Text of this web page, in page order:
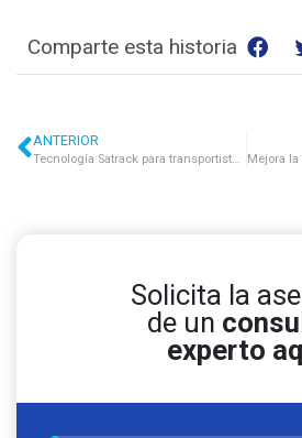
Comparte esta historia
ANTERIOR
Tecnología Satrack para transportistas: 5 formas de mejorar tu día a día
Solicita la
de un
experto